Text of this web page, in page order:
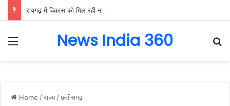
Menu News India 360
Home /राज्य /छत्तीसगढ़